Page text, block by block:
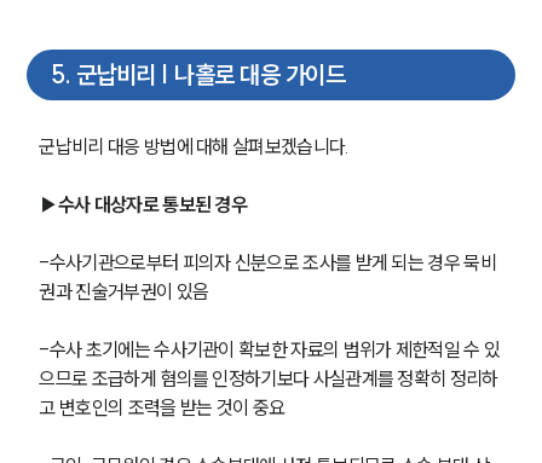
업무사례
주요 업무사례
사례분석/최신동향
법률지식인
국방군사그룹 업무
전체
5. 군납비리 | 나홀로 대응 가이드
군납비리 대응 방법에 대해 살펴보겠습니다.
▶수사 대상자로 통보된 경우
-수사기관으로부터 피의자 신분으로 조사를 받게 되는 경우 묵비
권과 진술거부권이 있음
-수사 초기에는 수사기관이 확보한 자료의 범위가 제한적일 수 있
으므로 조급하게 혐의를 인정하기보다 사실관계를 정확히 정리하
고 변호인의 조력을 받는 것이 중요